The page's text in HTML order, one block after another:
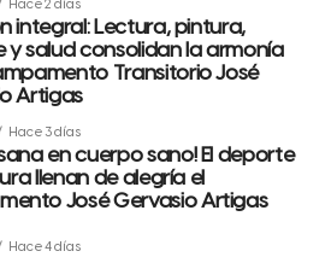
Hace 2 días
integral: Lectura, pintura,
y salud consolidan la armonía
Transitorio José
Artigas
Hace 3 días
en cuerpo sano! El deporte
llenan de alegría el
José Gervasio Artigas
Hace 4 días